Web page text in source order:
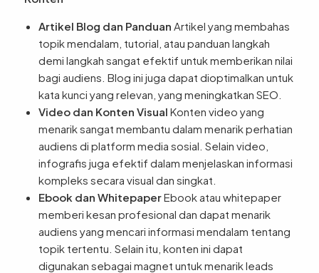
Artikel Blog dan Panduan Artikel yang membahas
topik mendalam, tutorial, atau panduan langkah
demi langkah sangat efektif untuk memberikan nilai
bagi audiens. Blog ini juga dapat dioptimalkan untuk
kata kunci yang relevan, yang meningkatkan SEO.
Video dan Konten Visual Konten video yang
menarik sangat membantu dalam menarik perhatian
audiens di platform media sosial. Selain video,
infografis juga efektif dalam menjelaskan informasi
kompleks secara visual dan singkat.
Ebook dan WhitepaperEbook atau whitepaper
memberi kesan profesional dan dapat menarik
audiens yang mencari informasi mendalam tentang
topik tertentu. Selain itu, konten ini dapat
digunakan sebagai magnet untuk menarik leads